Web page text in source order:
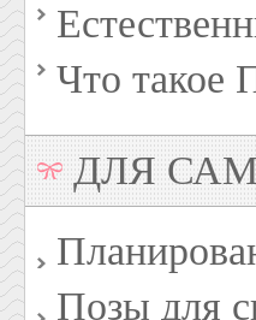
Что такое
ДЛЯ
Позы для